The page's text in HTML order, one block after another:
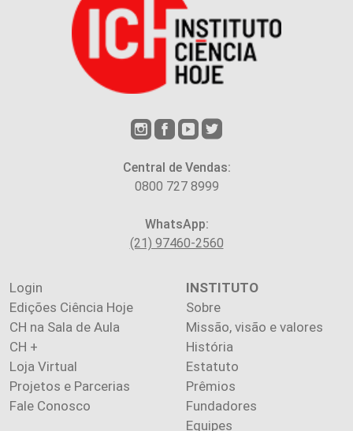
Central de Vendas:
0800 727 8999
WhatsApp:
(21) 97460-2560
Login
Edições Ciência Hoje
CH na Sala de Aula
CH +
Loja Virtual
Projetos e Parcerias
Fale Conosco
INSTITUTO
Sobre
Missão, visão e valores
História
Estatuto
Prêmios
Fundadores
Equipes